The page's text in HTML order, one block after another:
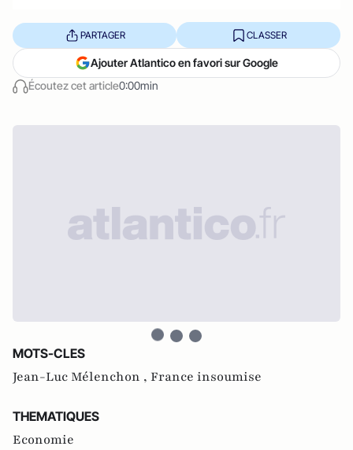
Écoutez cet article0:00min
PARTAGER CLASSER
Ajouter Atlantico en favori sur Google
MOTS-CLES
Jean-Luc Mélenchon , France insoumise
THEMATIQUES
Economie